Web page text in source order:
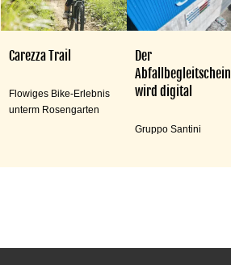
Carezza Trail
Flowiges Bike-Erlebnis
unterm Rosengarten
Der
Abfallbegleitschein
wird digital
Gruppo Santini